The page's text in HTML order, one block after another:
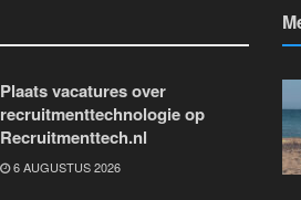
Plaats vacatures over
recruitmenttechnologie op
Recruitmenttech.nl
6 AUGUSTUS 2026